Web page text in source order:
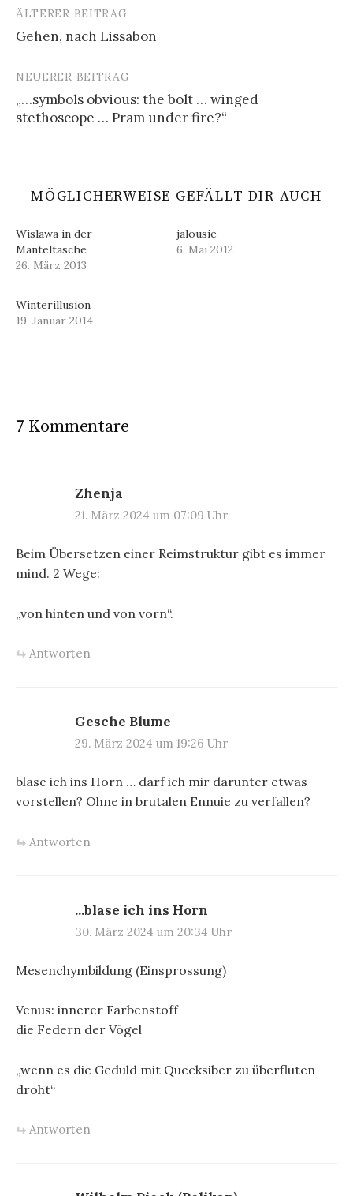
Beitrags-
Navigation
ÄLTERER BEITRAG
Gehen, nach Lissabon
NEUERER BEITRAG
„…symbols obvious: the bolt … winged
stethoscope … Pram under fire?“
MÖGLICHERWEISE GEFÄLLT DIR AUCH
Wislawa in der
Manteltasche
26. März 2013
jalousie
6. Mai 2012
Winterillusion
19. Januar 2014
7 Kommentare
Zhenja
21. März 2024 um 07:09 Uhr
Beim Übersetzen einer Reimstruktur gibt es immer
mind. 2 Wege:
„von hinten und von vorn“.
Antworten
Gesche Blume
29. März 2024 um 19:26 Uhr
blase ich ins Horn … darf ich mir darunter etwas
vorstellen? Ohne in brutalen Ennuie zu verfallen?
Antworten
...blase ich ins Horn
30. März 2024 um 20:34 Uhr
Mesenchymbildung (Einsprossung)
Venus: innerer Farbenstoff
die Federn der Vögel
„wenn es die Geduld mit Quecksiber zu überfluten
droht“
Antworten